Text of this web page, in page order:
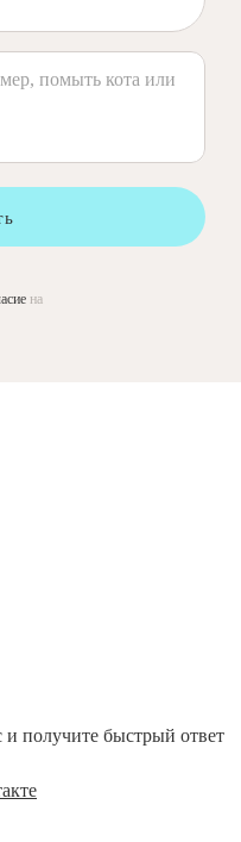
на
получите быстрый ответ